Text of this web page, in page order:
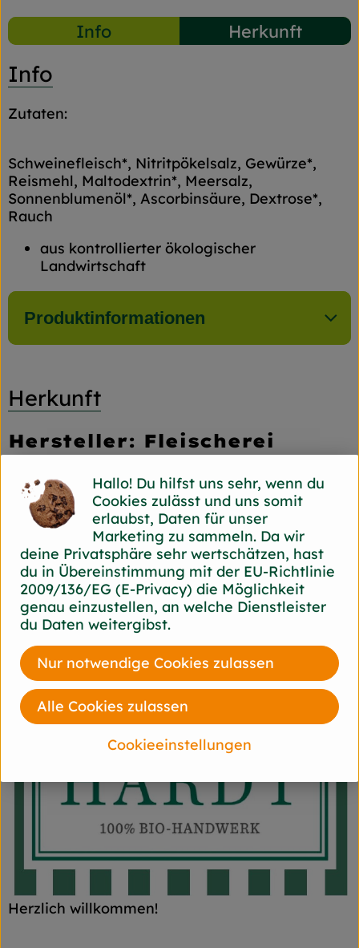
Info Herkunft
Info
Zutaten:
Schweinefleisch*, Nitritpökelsalz, Gewürze*,
Reismehl, Maltodextrin*, Meersalz,
Sonnenblumenöl*, Ascorbinsäure, Dextrose*,
Rauch
aus kontrollierter ökologischer
Landwirtschaft
Produktinformationen
Herkunft
Hersteller: Fleischerei
Burchhardt
45136 Essen Burchhardt
zur Webseite
Herzlich willkommen!
Hallo! Du hilfst uns sehr, wenn du
Cookies zulässt und uns somit
erlaubst, Daten für unser
Marketing zu sammeln. Da wir
deine Privatsphäre sehr wertschätzen, hast
du in Übereinstimmung mit der EU-Richtlinie
2009/136/EG (E-Privacy) die Möglichkeit
genau einzustellen, an welche Dienstleister
du Daten weitergibst.
Cookieeinstellungen
Nur notwendige Cookies zulassen
Alle Cookies zulassen